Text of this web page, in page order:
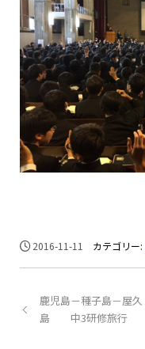
2016-11-11 カテゴリー:
鹿児島－種子島－屋久
島 中3研修旅行